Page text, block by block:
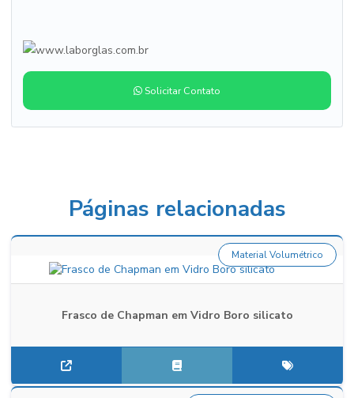
Solicitar Contato
Páginas relacionadas
Frasco de Chapman em Vidro Boro silicato
Material Volumétrico